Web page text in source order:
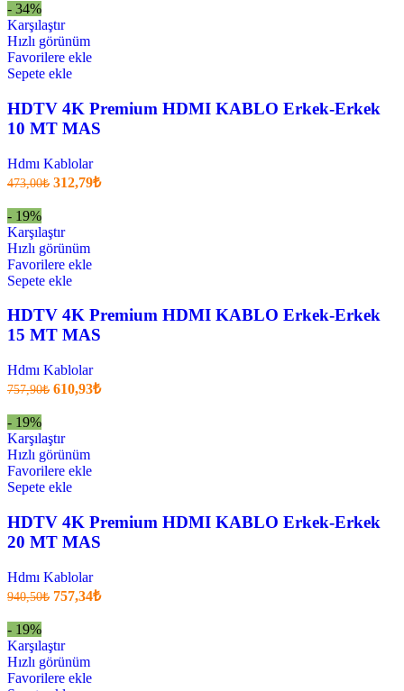
- 34%
Karşılaştır
Hızlı görünüm
Favorilere ekle
Sepete ekle
HDTV 4K Premium HDMI KABLO Erkek-Erkek
10 MT MAS
Hdmı Kablolar
473,00₺ Orijinal
312,79₺Şu
- 19%
Karşılaştır
Hızlı görünüm
Favorilere ekle
Sepete ekle
HDTV 4K Premium HDMI KABLO Erkek-Erkek
15 MT MAS
Hdmı Kablolar
757,90₺ Orijinal
610,93₺Şu
- 19%
Karşılaştır
Hızlı görünüm
Favorilere ekle
Sepete ekle
HDTV 4K Premium HDMI KABLO Erkek-Erkek
20 MT MAS
Hdmı Kablolar
940,50₺ Orijinal
757,34₺Şu
- 19%
Karşılaştır
Hızlı görünüm
Favorilere ekle